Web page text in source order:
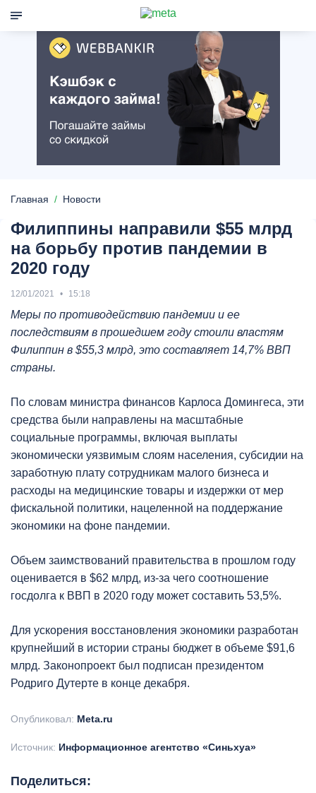
Главная Новости
Филиппины направили $55 млрд
на борьбу против пандемии в
2020 году
12/01/2021 15:18
Меры по противодействию пандемии и ее
последствиям в прошедшем году стоили властям
Филиппин в $55,3 млрд, это составляет 14,7% ВВП
страны.
По словам министра финансов Карлоса Домингеса, эти
средства были направлены на масштабные
социальные программы, включая выплаты
экономически уязвимым слоям населения, субсидии на
заработную плату сотрудникам малого бизнеса и
расходы на медицинские товары и издержки от мер
фискальной политики, нацеленной на поддержание
экономики на фоне пандемии.
Объем заимствований правительства в прошлом году
оценивается в $62 млрд, из-за чего соотношение
госдолга к ВВП в 2020 году может составить 53,5%.
Для ускорения восстановления экономики разработан
крупнейший в истории страны бюджет в объеме $91,6
млрд. Законопроект был подписан президентом
Родриго Дутерте в конце декабря.
Опубликовал: Meta.ru
Источник: Информационное агентство «Синьхуа»
Поделиться: